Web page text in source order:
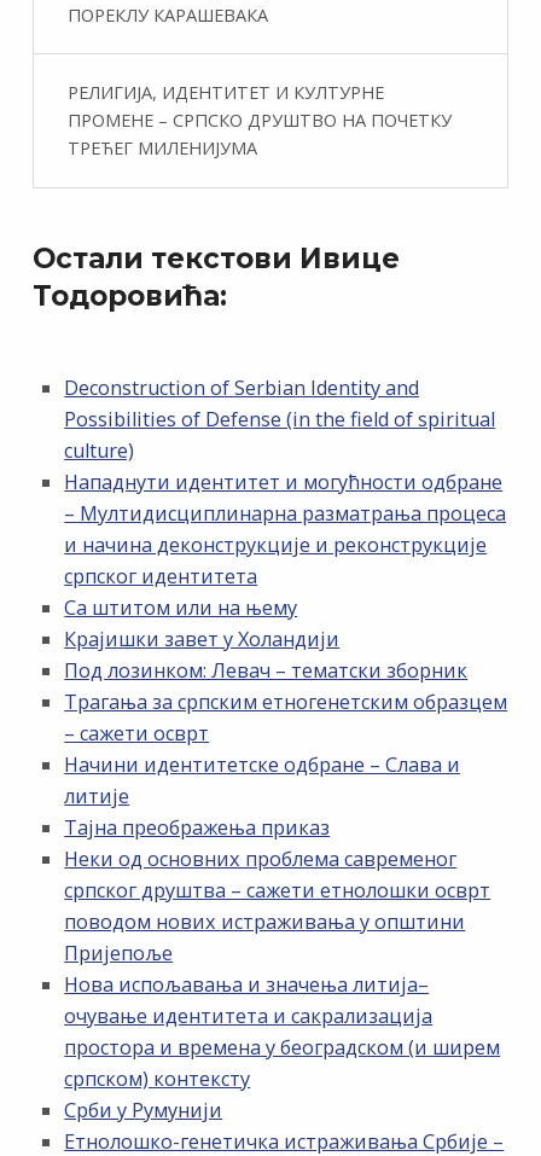
ПОРЕКЛУ КАРАШЕВАКА
РЕЛИГИЈА, ИДЕНТИТЕТ И КУЛТУРНЕ
ПРОМЕНЕ – СРПСКО ДРУШТВО НА ПОЧЕТКУ
ТРЕЋЕГ МИЛЕНИЈУМА
Остали текстови Ивице
Тодоровића:
Deconstruction of Serbian Identity and
Possibilities of Defense (in the field of spiritual
culture)
Нападнути идентитет и могућности одбране
– Мултидисциплинарна разматрања процеса
и начина деконструкције и реконструкције
српског идентитета
Са штитом или на њему
Крајишки завет у Холандији
Под лозинком: Левач – тематски зборник
Трагања за српским етногенетским образцем
– сажети осврт
Начини идентитетске одбране – Слава и
литије
Тајна преображења приказ
Неки од основних проблема савременог
српског друштва – сажети етнолошки осврт
поводом нових истраживања у општини
Пријепоље
Нова испољавања и значења литија–
очување идентитета и сакрализација
простора и времена у београдском (и ширем
српском) контексту
Срби у Румунији
Етнолошко-генетичка истраживања Србије –